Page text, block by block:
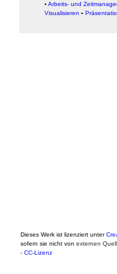
▪ Arbeits- und
Visualisieren ▪
Dieses Werk ist lizenziert unter
sofern sie nicht von externen
- CC-Lizenz